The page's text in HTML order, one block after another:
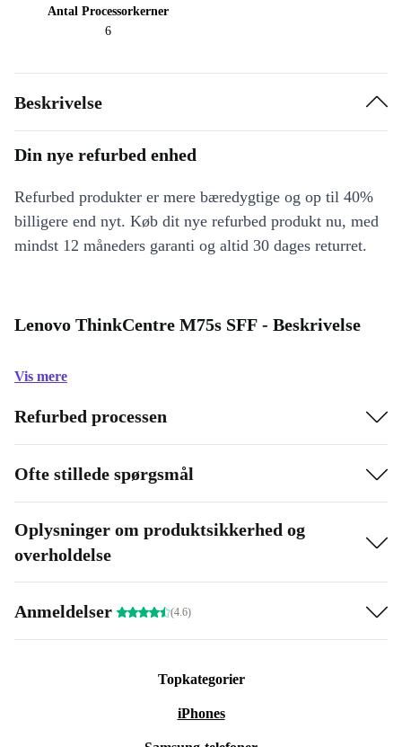
Antal Processorkerner
6
Beskrivelse
Din nye refurbed enhed
Refurbed produkter er mere bæredygtige og op til 40%
billigere end nyt. Køb dit nye refurbed produkt nu, med
mindst 12 måneders garanti og altid 30 dages returret.
Lenovo ThinkCentre M75s SFF - Beskrivelse
Vis mere
Refurbed processen
Ofte stillede spørgsmål
Oplysninger om produktsikkerhed og
overholdelse
Anmeldelser (4.6)
Topkategorier
iPhones